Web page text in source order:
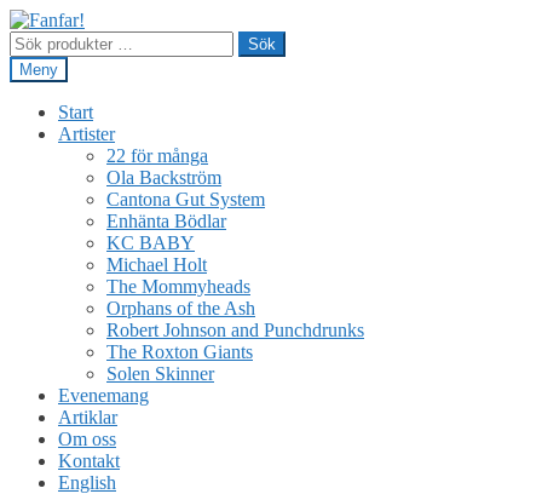
Hoppa
till
navigering
Hoppa
till
innehåll
Sök
efter:
Sök
Meny
Start
Artister
22 för många
Ola Backström
Cantona Gut System
Enhänta Bödlar
KC BABY
Michael Holt
The Mommyheads
Orphans of the Ash
Robert Johnson and Punchdrunks
The Roxton Giants
Solen Skinner
Evenemang
Artiklar
Om oss
Kontakt
English